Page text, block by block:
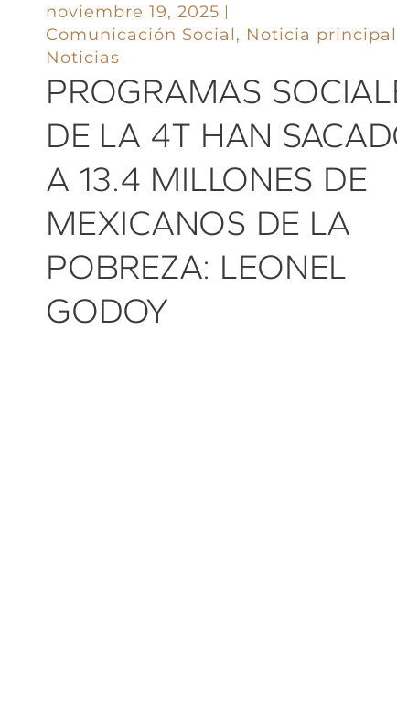
noviembre 19, 2025
Comunicación Social, Noticia principal
Noticias
PROGRAMAS
DE LA 4T HAN
A 13.4 MILLONES DE
MEXICANOS DE LA
POBREZA: LEONEL
GODOY